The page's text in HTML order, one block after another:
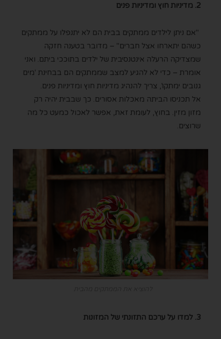
2. מדיניות חוץ ומדיניות פנים
"אם ניתן לילדים ממתקים בבית הם לא יתנפלו על ממתקים
כשהם יתארחו אצל חברים" – מדובר בטענה חזקה
שמצדיקה הרעלה אינטנסיבית של ילדים בתוככי ביתם. ואני
אומרת – כדי לא להגיע למצב שממתקים הם בבחינת 'מים
גנובים ימתקו', צריך להנהיג מדיניות חוץ ומדיניות פנים.
אל תכניסו הביתה מאכלות אסורים. כך שבבית יהיה רק
מזון מזין. בחוץ, לעומת זאת, אפשר לאכול כמעט כל מה
שרוצים.
3. למדו על ערכם התזונתי של המזונות